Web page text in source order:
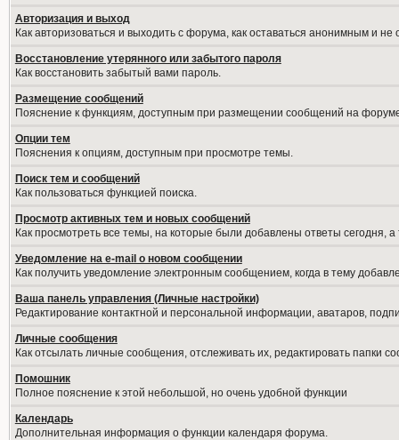
Авторизация и выход
Как авторизоваться и выходить с форума, как оставаться анонимным и
Восстановление утерянного или забытого пароля
Как восстановить забытый вами пароль.
Размещение сообщений
Пояснение к функциям, доступным при размещении сообщений на
Опции тем
Пояснения к опциям, доступным при просмотре темы.
Поиск тем и сообщений
Как пользоваться функцией поиска.
Просмотр активных тем и новых сообщений
Как просмотреть все темы, на которые были добавлены ответы сегодня,
Уведомление на е-mail о новом сообщении
Как получить уведомление электронным сообщением, когда в тему
Ваша панель управления (Личные настройки)
Редактирование контактной и персональной информации, аватаров,
Личные сообщения
Как отсылать личные сообщения, отслеживать их, редактировать папки
Помошник
Полное пояснение к этой небольшой, но очень удобной функции
Календарь
Дополнительная информация о функции календаря форума.